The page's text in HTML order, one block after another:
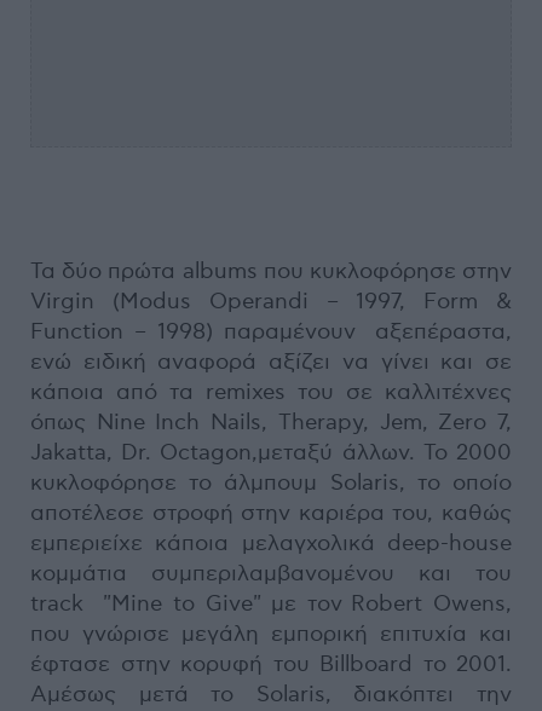
Τα δύο πρώτα albums που κυκλοφόρησε στην
Virgin (Modus Operandi – 1997, Form &
Function – 1998) παραμένουν αξεπέραστα,
ενώ ειδική αναφορά αξίζει να γίνει και σε
κάποια από τα remixes του σε καλλιτέχνες
όπως Nine Inch Nails, Therapy, Jem, Zero 7,
Jakatta, Dr. Octagon,μεταξύ άλλων. Το 2000
κυκλοφόρησε το άλμπουμ Solaris, το οποίο
αποτέλεσε στροφή στην καριέρα του, καθώς
εμπεριείχε κάποια μελαγχολικά deep-house
κομμάτια συμπεριλαμβανομένου και του
track "Mine to Give" με τον Robert Owens,
που γνώρισε μεγάλη εμπορική επιτυχία και
έφτασε στην κορυφή του Billboard το 2001.
Αμέσως μετά το Solaris, διακόπτει την